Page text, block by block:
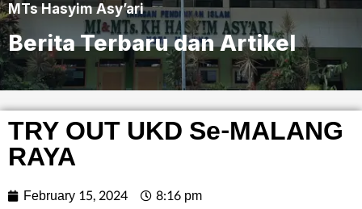
MTs Hasyim Asy’ari
Berita Terbaru dan Artikel
TRY OUT UKD Se-MALANG
RAYA
February 15, 2024 8:16 pm